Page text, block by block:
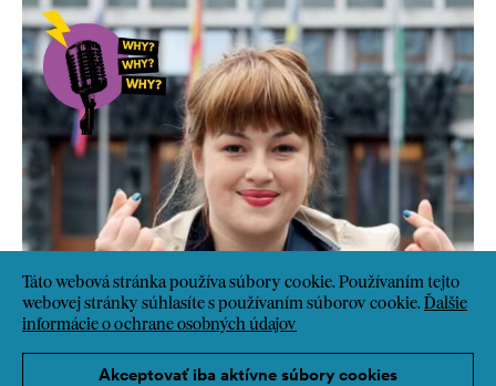
Táto webová stránka používa súbory cookie. Používaním tejto
webovej stránky súhlasíte s používaním súborov cookie. Ďalšie
informácie o ochrane osobných údajov
Akceptovať iba aktívne súbory cookies